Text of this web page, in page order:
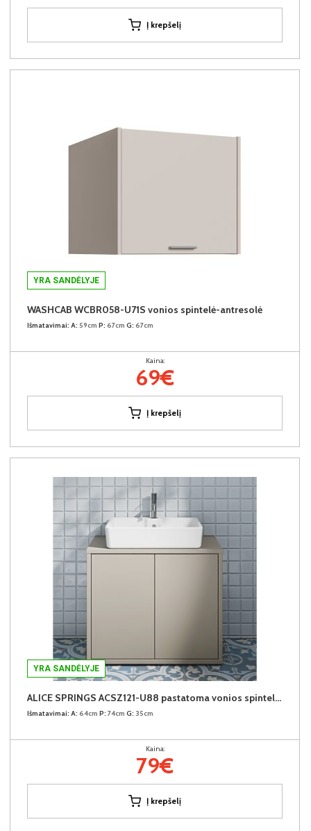
Į krepšelį
YRA SANDĖLYJE
WASHCAB WCBR058-U71S vonios spintelė-antresolė
Išmatavimai: A: 59cm P: 67cm G: 67cm
Kaina:
69€
Į krepšelį
YRA SANDĖLYJE
ALICE SPRINGS ACSZ121-U88 pastatoma vonios spintelė praustuvui
Išmatavimai: A: 64cm P: 74cm G: 35cm
Kaina:
79€
Į krepšelį